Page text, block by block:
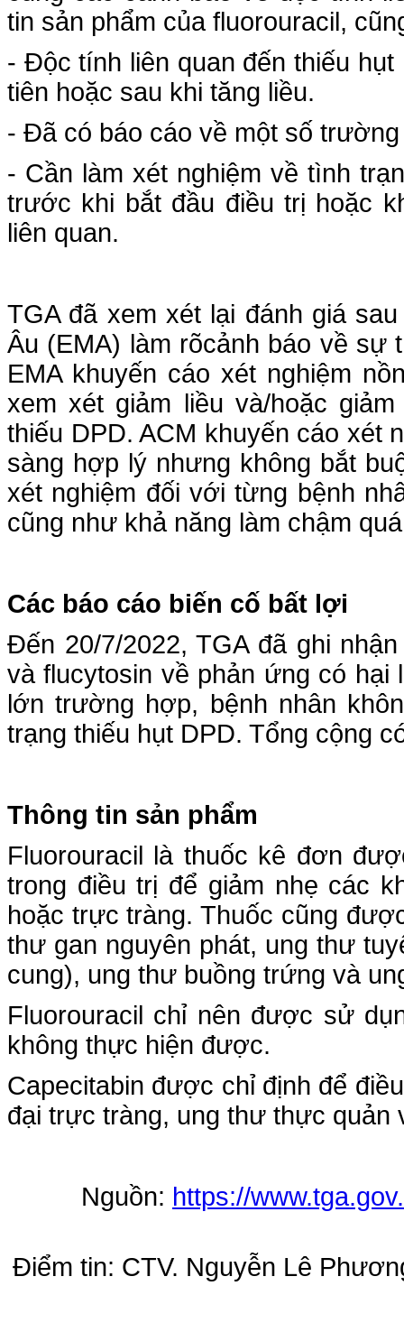
tin sản phẩm của fluorouracil,
- Độc tính liên quan đến thiếu
tiên hoặc sau khi tăng liều.
- Đã có báo cáo về một số
- Cần làm xét nghiệm về tình
trước khi bắt đầu điều trị hoặc
liên quan.
TGA đã xem xét lại đánh giá
Âu (EMA) làm rõcảnh báo về sự
EMA khuyến cáo xét nghiệm
xem xét giảm liều và/hoặc
thiếu DPD. ACM khuyến cáo xét
sàng hợp lý nhưng không bắt
xét nghiệm đối với từng bệnh
cũng như khả năng làm chậm
Các báo cáo biến cố bất lợi
Đến 20/7/2022, TGA đã ghi
và flucytosin về phản ứng có hại
lớn trường hợp, bệnh nhân
trạng thiếu hụt DPD. Tổng cộng
Thông tin sản phẩm
Fluorouracil là thuốc kê đơn
trong điều trị để giảm nhẹ các
hoặc trực tràng. Thuốc cũng
thư gan nguyên phát, ung thư
cung), ung thư buồng trứng và
Fluorouracil chỉ nên được sử
không thực hiện được.
Capecitabin được chỉ định để
đại trực tràng, ung thư thực
Nguồn: https://
Điểm tin: CTV. Nguyễn Lê